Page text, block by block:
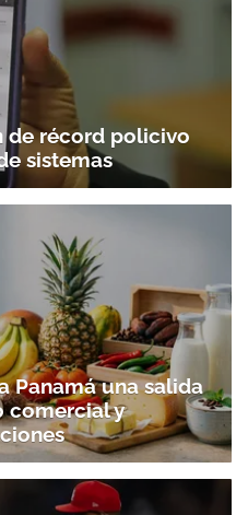
a nuestro boletín.
ACEPTAR
de récord policivo
sistemas
Panamá una salida
comercial y